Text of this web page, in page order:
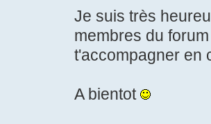
Je suis très
membres du
t'accompagner en
A bientot